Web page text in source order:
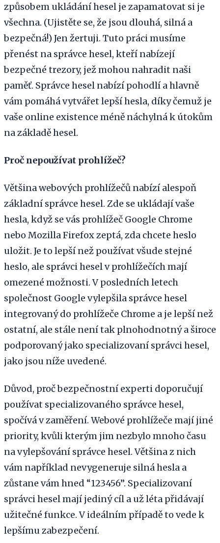
způsobem ukládání hesel je zapamatovat si je
všechna. (Ujistěte se, že jsou dlouhá, silná a
bezpečná!) Jen žertuji. Tuto práci musíme
přenést na správce hesel, kteří nabízejí
bezpečné trezory, jež mohou nahradit naši
paměť. Správce hesel nabízí pohodlí a hlavně
vám pomáhá vytvářet lepší hesla, díky čemuž je
vaše online existence méně náchylná k útokům
na základě hesel.
Proč nepoužívat prohlížeč?
Většina webových prohlížečů nabízí alespoň
základní správce hesel. Zde se ukládají vaše
hesla, když se vás prohlížeč Google Chrome
nebo Mozilla Firefox zeptá, zda chcete heslo
uložit. Je to lepší než používat všude stejné
heslo, ale správci hesel v prohlížečích mají
omezené možnosti. V posledních letech
společnost Google vylepšila správce hesel
integrovaný do prohlížeče Chrome a je lepší než
ostatní, ale stále není tak plnohodnotný a široce
podporovaný jako specializovaní správci hesel,
jako jsou níže uvedené.
Důvod, proč bezpečnostní experti doporučují
používat specializovaného správce hesel,
spočívá v zaměření. Webové prohlížeče mají jiné
priority, kvůli kterým jim nezbylo mnoho času
na vylepšování správce hesel. Většina z nich
vám například nevygeneruje silná hesla a
zůstane vám hned “123456”. Specializovaní
správci hesel mají jediný cíl a už léta přidávají
užitečné funkce. V ideálním případě to vede k
lepšímu zabezpečení.